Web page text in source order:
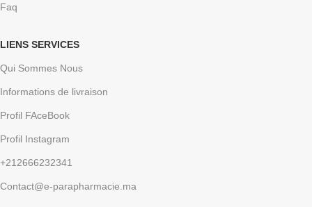
Faq
LIENS SERVICES
Qui Sommes Nous
Informations de livraison
Profil FAceBook
Profil Instagram
+212666232341
Contact@e-parapharmacie.ma